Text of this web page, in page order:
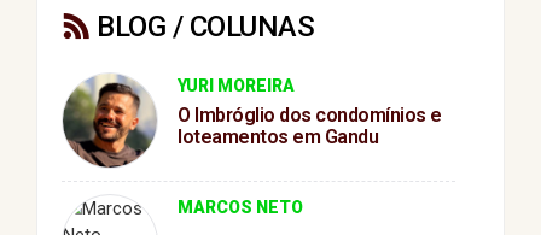
BLOG / COLUNAS
YURI MOREIRA
O Imbróglio dos condomínios e
loteamentos em Gandu
MARCOS NETO